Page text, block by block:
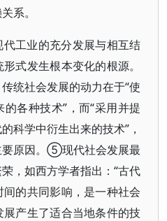
系。
工业的充分发展与相互结
式发生根本变化的根源。
统社会发展的动力在于“使
各种技术”，而“采用并提
科学中衍生出来的技术”，
要原因。⑤现代社会发展最
，如西方学者指出：“古代
的共同影响，是一种社会
产生了适合当地条件的技